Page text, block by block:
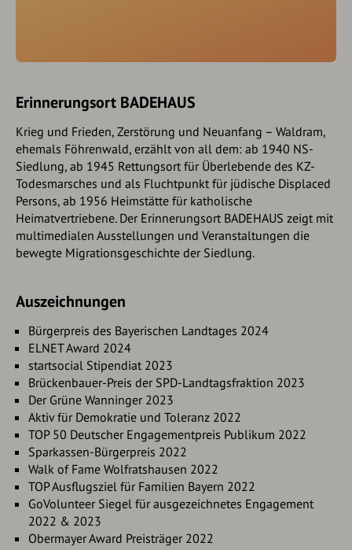
Erinnerungsort BADEHAUS
Krieg und Frieden, Zerstörung und Neuanfang – Waldram,
ehemals Föhrenwald, erzählt von all dem: ab 1940 NS-
Siedlung, ab 1945 Rettungsort für Überlebende des KZ-
Todesmarsches und als Fluchtpunkt für jüdische Displaced
Persons, ab 1956 Heimstätte für katholische
Heimatvertriebene. Der Erinnerungsort BADEHAUS zeigt mit
multimedialen Ausstellungen und Veranstaltungen die
bewegte Migrationsgeschichte der Siedlung.
Auszeichnungen
Bürgerpreis des Bayerischen Landtages 2024
ELNET Award 2024
startsocial Stipendiat 2023
Brückenbauer-Preis der SPD-Landtagsfraktion 2023
Der Grüne Wanninger 2023
Aktiv für Demokratie und Toleranz 2022
TOP 50 Deutscher Engagementpreis Publikum 2022
Sparkassen-Bürgerpreis 2022
Walk of Fame Wolfratshausen 2022
TOP Ausflugsziel für Familien Bayern 2022
GoVolunteer Siegel für ausgezeichnetes Engagement
2022 & 2023
Obermayer Award Preisträger 2022